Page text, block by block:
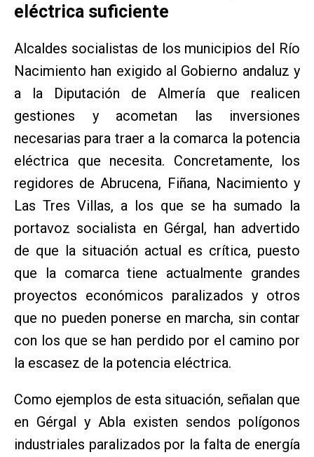
eléctrica suficiente
Alcaldes socialistas de los municipios del Río
Nacimiento han exigido al Gobierno andaluz y
a la Diputación de Almería que realicen
gestiones y acometan las inversiones
necesarias para traer a la comarca la potencia
eléctrica que necesita. Concretamente, los
regidores de Abrucena, Fiñana, Nacimiento y
Las Tres Villas, a los que se ha sumado la
portavoz socialista en Gérgal, han advertido
de que la situación actual es crítica, puesto
que la comarca tiene actualmente grandes
proyectos económicos paralizados y otros
que no pueden ponerse en marcha, sin contar
con los que se han perdido por el camino por
la escasez de la potencia eléctrica.
Como ejemplos de esta situación, señalan que
en Gérgal y Abla existen sendos polígonos
industriales paralizados por la falta de energía